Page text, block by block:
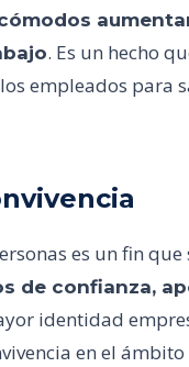
. Es un hecho
empleados para
es un fin
de confianza,
identidad
en el